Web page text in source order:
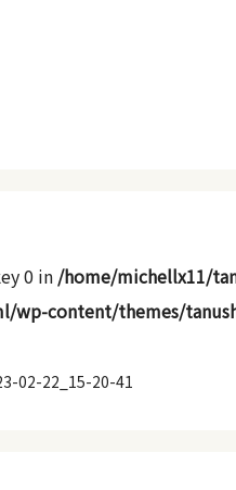
0 in /home/michellx11/
wp-content/themes/
02-22_15-20-41